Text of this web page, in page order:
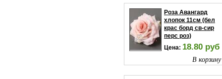
Роза Авангард
хлопок 11см (бел
крас борд св-сир
перс роз)
Цена: 18.80 руб
В